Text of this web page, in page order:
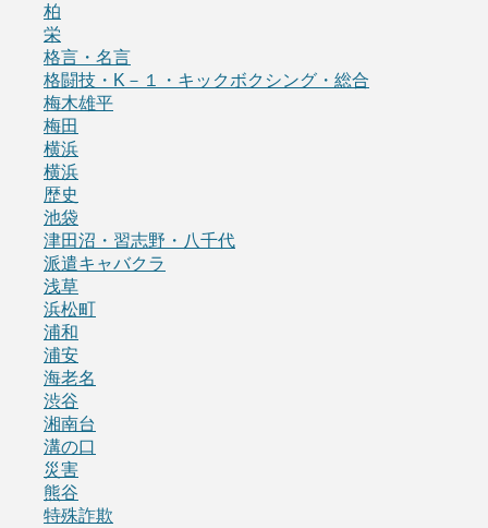
柏
栄
格言・名言
格闘技・K－１・キックボクシング・総合
梅木雄平
梅田
横浜
横浜
歴史
池袋
津田沼・習志野・八千代
派遣キャバクラ
浅草
浜松町
浦和
浦安
海老名
渋谷
湘南台
溝の口
災害
熊谷
特殊詐欺